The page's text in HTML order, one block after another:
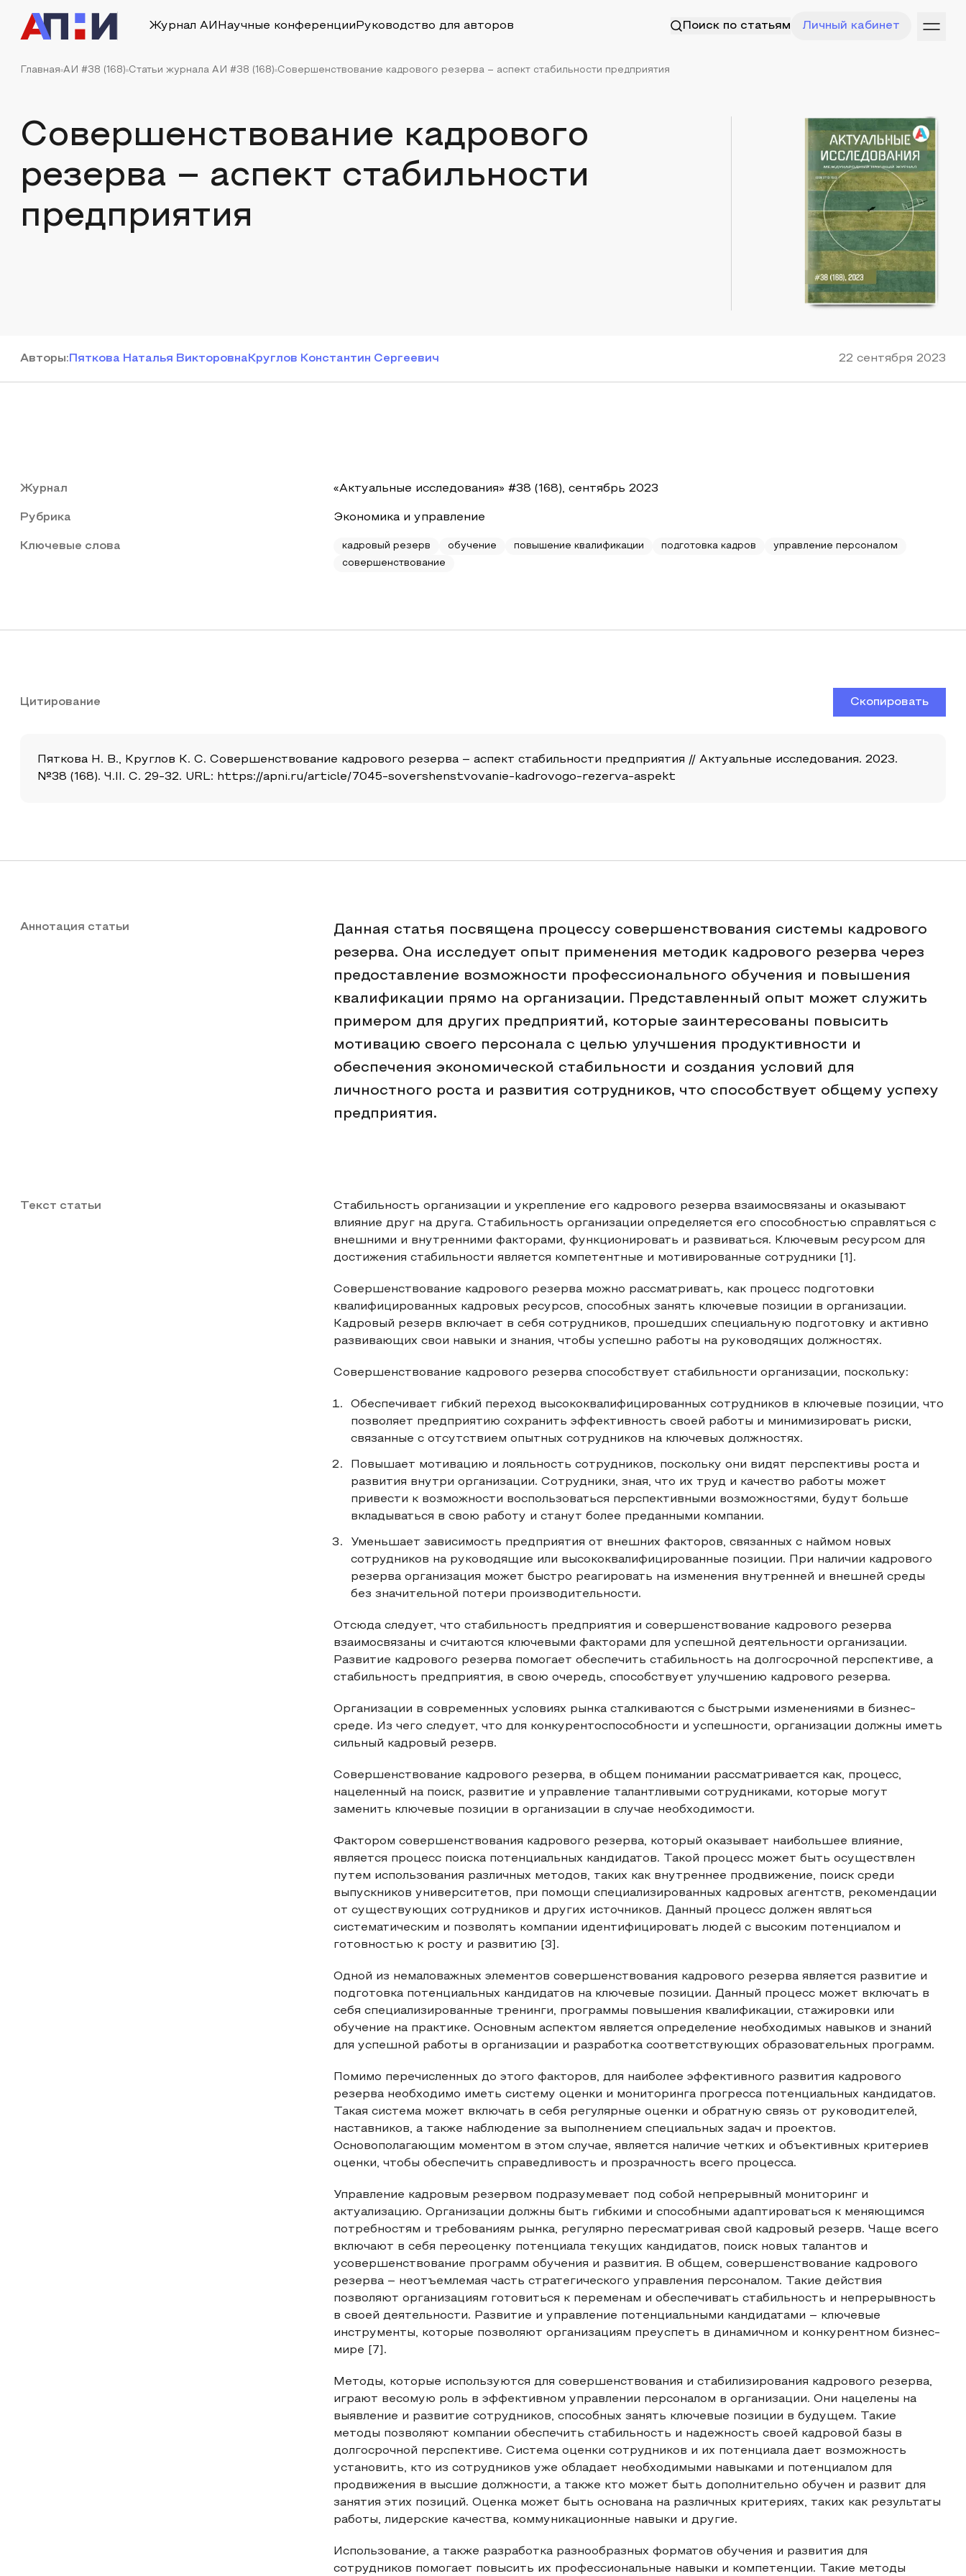
Журнал АИ Научные конференции Руководство для авторов Поиск по статьям Личный кабинет
Главная АИ #38 (168) Статьи журнала АИ #38 (168) Совершенствование кадрового резерва – аспект стабильности предприятия
Совершенствование кадрового
резерва – аспект стабильности
предприятия
Авторы: Пяткова Наталья Викторовна Круглов Константин Сергеевич 22 сентября 2023
Журнал «Актуальные исследования» #38 (168), сентябрь 2023
Рубрика Экономика и управление
Ключевые слова кадровый резерв обучение повышение квалификации подготовка кадров
управление персоналом
совершенствование
Цитирование Скопировать
Пяткова Н. В., Круглов К. С. Совершенствование кадрового резерва – аспект стабильности предприятия // Актуальные исследования. 2023.
№38 (168). Ч.II. С. 29-32. URL: https://apni.ru/article/7045-sovershenstvovanie-kadrovogo-rezerva-aspekt
Аннотация статьи
Данная статья посвящена процессу совершенствования системы кадрового
резерва. Она исследует опыт применения методик кадрового резерва через
предоставление возможности профессионального обучения и повышения
квалификации прямо на организации. Представленный опыт может служить
примером для других предприятий, которые заинтересованы повысить
мотивацию своего персонала с целью улучшения продуктивности и
обеспечения экономической стабильности и создания условий для
личностного роста и развития сотрудников, что способствует общему успеху
предприятия.
Текст статьи
Стабильность организации и укрепление его кадрового резерва взаимосвязаны и оказывают
влияние друг на друга. Стабильность организации определяется его способностью справляться с
внешними и внутренними факторами, функционировать и развиваться. Ключевым ресурсом для
достижения стабильности является компетентные и мотивированные сотрудники [1].
Совершенствование кадрового резерва можно рассматривать, как процесс подготовки
квалифицированных кадровых ресурсов, способных занять ключевые позиции в организации.
Кадровый резерв включает в себя сотрудников, прошедших специальную подготовку и активно
развивающих свои навыки и знания, чтобы успешно работы на руководящих должностях.
Совершенствование кадрового резерва способствует стабильности организации, поскольку:
Обеспечивает гибкий переход высококвалифицированных сотрудников в ключевые позиции, что
позволяет предприятию сохранить эффективность своей работы и минимизировать риски,
связанные с отсутствием опытных сотрудников на ключевых должностях.
Повышает мотивацию и лояльность сотрудников, поскольку они видят перспективы роста и
развития внутри организации. Сотрудники, зная, что их труд и качество работы может
привести к возможности воспользоваться перспективными возможностями, будут больше
вкладываться в свою работу и станут более преданными компании.
Уменьшает зависимость предприятия от внешних факторов, связанных с наймом новых
сотрудников на руководящие или высококвалифицированные позиции. При наличии кадрового
резерва организация может быстро реагировать на изменения внутренней и внешней среды
без значительной потери производительности.
Отсюда следует, что стабильность предприятия и совершенствование кадрового резерва
взаимосвязаны и считаются ключевыми факторами для успешной деятельности организации.
Развитие кадрового резерва помогает обеспечить стабильность на долгосрочной перспективе, а
стабильность предприятия, в свою очередь, способствует улучшению кадрового резерва.
Организации в современных условиях рынка сталкиваются с быстрыми изменениями в бизнес-
среде. Из чего следует, что для конкурентоспособности и успешности, организации должны иметь
сильный кадровый резерв.
Совершенствование кадрового резерва, в общем понимании рассматривается как, процесс,
нацеленный на поиск, развитие и управление талантливыми сотрудниками, которые могут
заменить ключевые позиции в организации в случае необходимости.
Фактором совершенствования кадрового резерва, который оказывает наибольшее влияние,
является процесс поиска потенциальных кандидатов. Такой процесс может быть осуществлен
путем использования различных методов, таких как внутреннее продвижение, поиск среди
выпускников университетов, при помощи специализированных кадровых агентств, рекомендации
от существующих сотрудников и других источников. Данный процесс должен являться
систематическим и позволять компании идентифицировать людей с высоким потенциалом и
готовностью к росту и развитию [3].
Одной из немаловажных элементов совершенствования кадрового резерва является развитие и
подготовка потенциальных кандидатов на ключевые позиции. Данный процесс может включать в
себя специализированные тренинги, программы повышения квалификации, стажировки или
обучение на практике. Основным аспектом является определение необходимых навыков и знаний
для успешной работы в организации и разработка соответствующих образовательных программ.
Помимо перечисленных до этого факторов, для наиболее эффективного развития кадрового
резерва необходимо иметь систему оценки и мониторинга прогресса потенциальных кандидатов.
Такая система может включать в себя регулярные оценки и обратную связь от руководителей,
наставников, а также наблюдение за выполнением специальных задач и проектов.
Основополагающим моментом в этом случае, является наличие четких и объективных критериев
оценки, чтобы обеспечить справедливость и прозрачность всего процесса.
Управление кадровым резервом подразумевает под собой непрерывный мониторинг и
актуализацию. Организации должны быть гибкими и способными адаптироваться к меняющимся
потребностям и требованиям рынка, регулярно пересматривая свой кадровый резерв. Чаще всего
включают в себя переоценку потенциала текущих кандидатов, поиск новых талантов и
усовершенствование программ обучения и развития. В общем, совершенствование кадрового
резерва – неотъемлемая часть стратегического управления персоналом. Такие действия
позволяют организациям готовиться к переменам и обеспечивать стабильность и непрерывность
в своей деятельности. Развитие и управление потенциальными кандидатами – ключевые
инструменты, которые позволяют организациям преуспеть в динамичном и конкурентном бизнес-
мире [7].
Методы, которые используются для совершенствования и стабилизирования кадрового резерва,
играют весомую роль в эффективном управлении персоналом в организации. Они нацелены на
выявление и развитие сотрудников, способных занять ключевые позиции в будущем. Такие
методы позволяют компании обеспечить стабильность и надежность своей кадровой базы в
долгосрочной перспективе. Система оценки сотрудников и их потенциала дает возможность
установить, кто из сотрудников уже обладает необходимыми навыками и потенциалом для
продвижения в высшие должности, а также кто может быть дополнительно обучен и развит для
занятия этих позиций. Оценка может быть основана на различных критериях, таких как результаты
работы, лидерские качества, коммуникационные навыки и другие.
Использование, а также разработка разнообразных форматов обучения и развития для
сотрудников помогает повысить их профессиональные навыки и компетенции. Такие методы